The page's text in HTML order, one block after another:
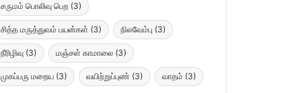
சருமம் பொலிவு பெற (3)
சித்த மருத்துவம் பயன்கள் (3) நிலவேம்பு (3)
நீரிழிவு (3) மஞ்சள் காமாலை (3)
முகப்பரு மறைய (3) வயிற்றுப்புண் (3) வாதம் (3)